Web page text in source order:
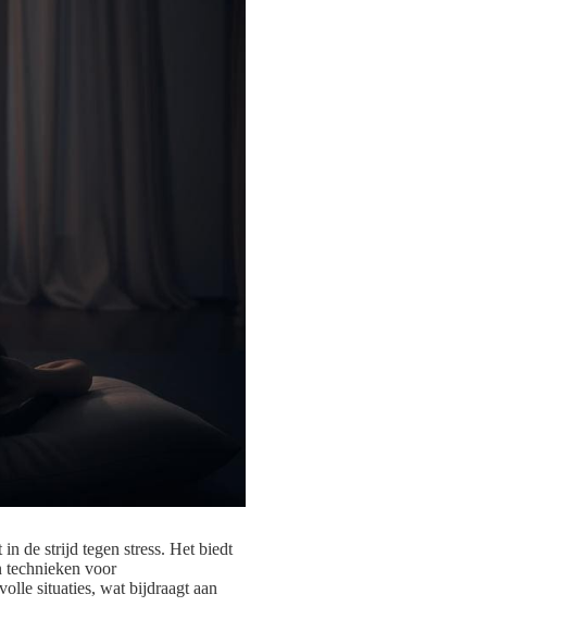
de strijd tegen stress. Het biedt
technieken voor
situaties, wat bijdraagt aan